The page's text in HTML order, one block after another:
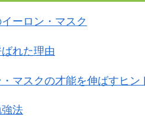
ーロン・マスク
れた理由
マスクの才能を伸ばすヒン
法